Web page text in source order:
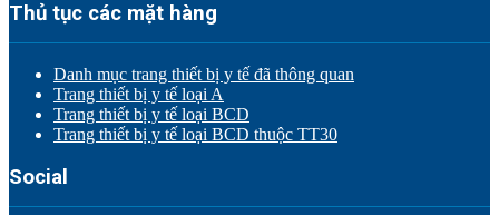
Thủ tục các mặt hàng
Danh mục trang thiết bị y tế đã thông quan
Trang thiết bị y tế loại A
Trang thiết bị y tế loại BCD
Trang thiết bị y tế loại BCD thuộc TT30
Social